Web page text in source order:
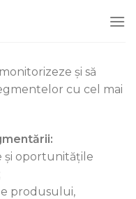
și să
cu cel mai
și oportunitățile
produsului,